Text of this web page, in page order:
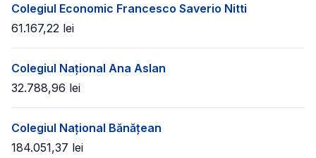
Colegiul Economic Francesco Saverio Nitti
61.167,22 lei
Colegiul Național Ana Aslan
32.788,96 lei
Colegiul Național Bănățean
184.051,37 lei